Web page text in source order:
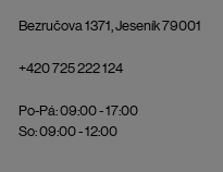
Bezručova 1371, Jeseník 79001
+420 725 222 124
Po-Pá: 09:00 - 17:00
So: 09:00 - 12:00